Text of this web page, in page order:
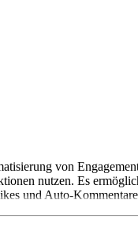
von
nutzen. Es
und Auto-